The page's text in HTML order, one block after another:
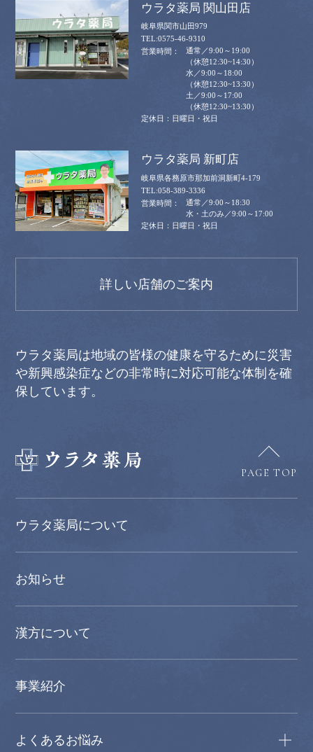
ウラタ薬局 関山田店
岐阜県関市山田979
0575-46-9310
通常／9:00～19:00
（休憩12:30~14:30）
水／9:00～18:00
（休憩12:30~13:30）
土／9:00～17:00
（休憩12:30~13:30）
日曜日・祝日
ウラタ薬局 新町店
岐阜県各務原市那加前洞新町4-179
058-389-3336
通常／9:00～18:30
水・土のみ／9:00～17:00
日曜日・祝日
詳しい店舗のご案内
ウラタ薬局は地域の皆様の健康を守るために災害
や新興感染症などの非常時に対応可能な体制を確
保しています。
PAGE TOP
ウラタ薬局について
お知らせ
漢方について
事業紹介
よくあるお悩み